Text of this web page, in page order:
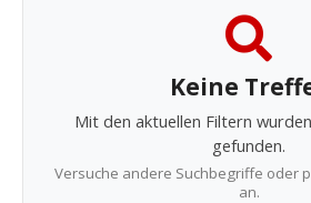
Keine
Mit den aktuellen Filtern
gefunden.
Versuche andere Suchbegriffe oder
an.